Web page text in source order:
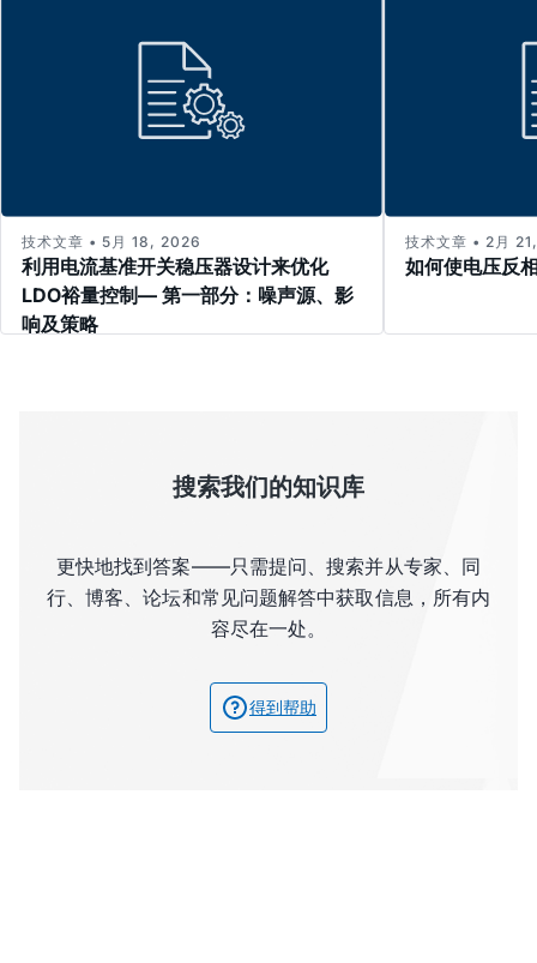
利用电流基准开关稳压器设计来优化
LDO裕量控制— 第一部分：噪声源、影
响及策略
技术文章 • 5月 18, 2026
如何使电压反
技术文章 • 2月
搜索我们的知识库
更快地找到答案——只需提问、搜索并从专家、同
行、博客、论坛和常见问题解答中获取信息，所有内
容尽在一处。
得到帮助